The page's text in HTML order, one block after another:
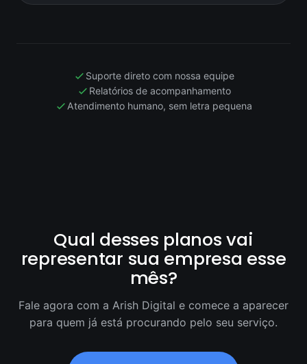
Suporte direto com nossa equipe
Relatórios de acompanhamento
Atendimento humano, sem letra pequena
Qual desses planos vai
representar sua empresa esse
mês?
Fale agora com a Arish Digital e comece a aparecer
para quem já está procurando pelo seu serviço.